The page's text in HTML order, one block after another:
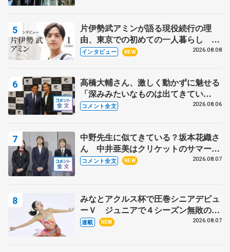
片伊勢武アミンが語る現役続行の理
由、東京での初めての一人暮らし 注
目スケーターの「今」に迫る
インタビュー NEW 2026.08.08
高橋大輔さん、激しく動かずに魅せる
「深みみたいなものは出てきてい
る？」 〝兄さん〟と慕うレジェンド
コメント全文 2026.08.06
中野先生に似てきている？坂本花織さ
ん 中井亜美はクリケットのサマーキ
ャンプに 島田麻央はたくさん試合に
コメント全文 NEW 2026.08.07
みなとアクルス杯で圧巻シニアデビュ
ーＶ ジュニアで４シーズン無敗の島
田麻央
連載 NEW 2026.08.07